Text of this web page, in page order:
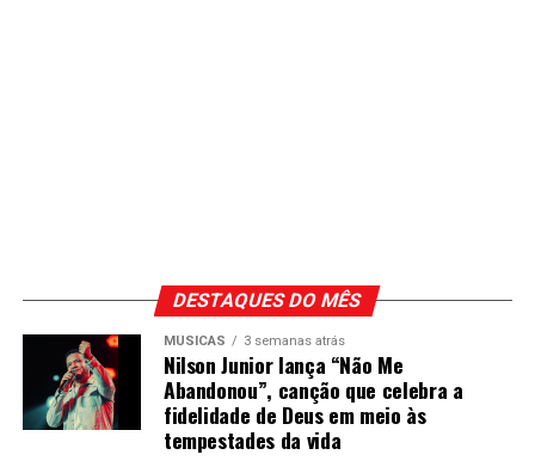
DESTAQUES DO MÊS
MÚSICAS 3 semanas atrás
Nilson Junior lança “Não Me
Abandonou”, canção que celebra a
fidelidade de Deus em meio às
tempestades da vida